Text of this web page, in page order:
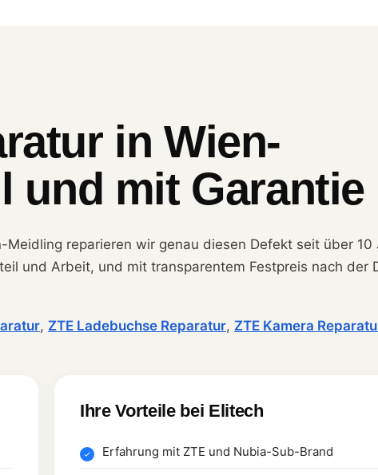
in Wien-
und mit Garantie
Meidling reparieren wir genau diesen Defekt seit über 10
und Arbeit, und mit transparentem Festpreis nach der
, ZTE Ladebuchse Reparatur, ZTE Kamera
Ihre Vorteile bei Elitech
Erfahrung mit ZTE und Nubia-Sub-Brand